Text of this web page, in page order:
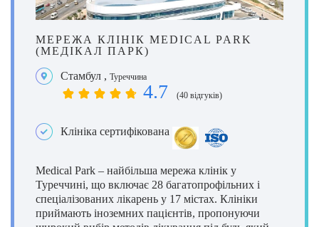
МЕРЕЖА КЛІНІК MEDICAL PARK
(МЕДІКАЛ ПАРК)
Стамбул , Туреччина
4.7 (40 відгуків)
Клініка сертифікована
Medical Park – найбільша мережа клінік у
Туреччині, що включає 28 багатопрофільних і
спеціалізованих лікарень у 17 містах. Клініки
приймають іноземних пацієнтів, пропонуючи